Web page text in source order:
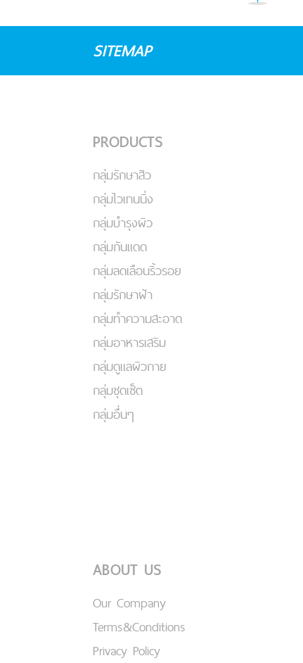
SITEMAP
PRODUCTS
กลุ่มรักษาสิว
กลุ่มไวเทนนิ่ง
กลุ่มบำรุงผิว
กลุ่มกันแดด
กลุ่มลดเลือนริ้วรอย
กลุ่มรักษาฝ้า
กลุ่มทำความสะอาด
กลุ่มอาหารเสริม
กลุ่มดูแลผิวกาย
กลุ่มชุดเซ็ต
กลุ่มอื่นๆ
ABOUT US
Our Company
Terms&Conditions
Privacy Policy